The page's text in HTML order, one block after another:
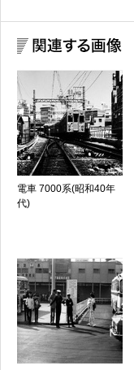
電車 7000系(昭和40年
代)